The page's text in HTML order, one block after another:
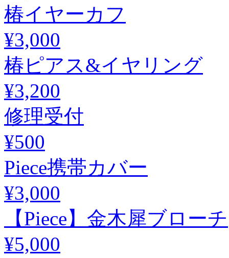
椿イヤーカフ
¥3,000
椿ピアス&イヤリング
¥3,200
修理受付
¥500
Piece携帯カバー
¥3,000
【Piece】金木犀ブローチ
¥5,000